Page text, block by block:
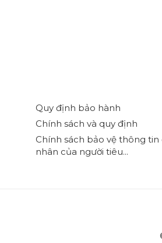
Quy định bảo hành
Chính sách và quy định
Chính sách bảo vệ thông tin
nhân của người tiêu...